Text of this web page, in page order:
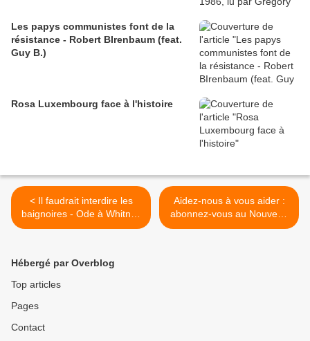
Les papys communistes font de la
résistance - Robert BIrenbaum (feat.
Guy B.)
Rosa Luxembourg face à l'histoire
< Il faudrait interdire les
baignoires - Ode à Whitney
Houston - 7 jours loin du
Aidez-nous à vous aider :
abonnez-vous au Nouveau
Courrier ! >
Hébergé par Overblog
Top articles
Pages
Contact